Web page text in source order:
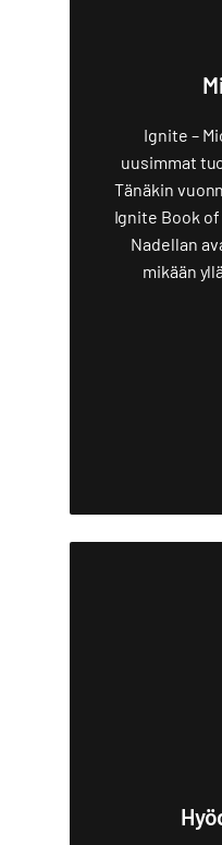
Ignite –
uusimmat
Tänäkin
Ignite Book
Nadellan
mikään